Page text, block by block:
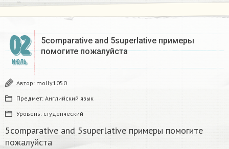
02
ИЮЛЬ
5comparative and 5superlative примеры
помогите пожалуйста​
Автор: molly1050
Предмет: Английский язык
Уровень: студенческий
5comparative and 5superlative примеры помогите
пожалуйста​